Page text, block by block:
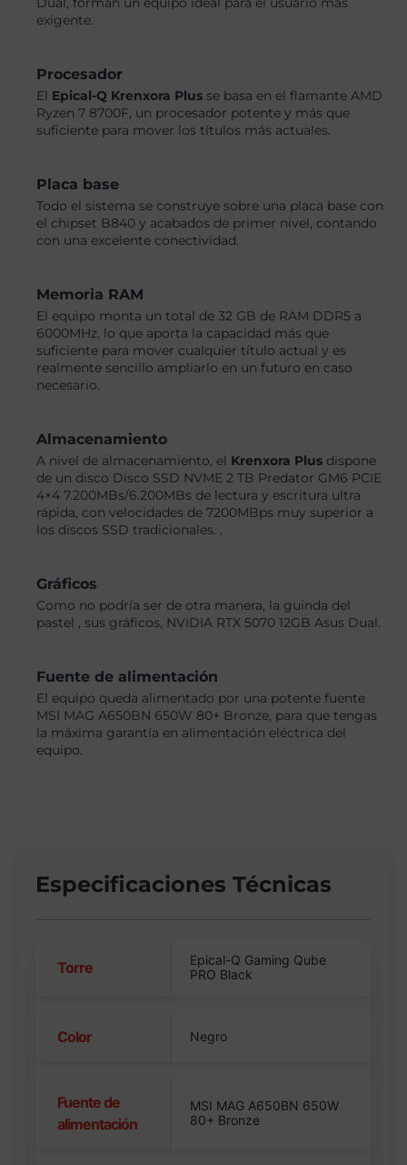
exigente.
Procesador
El Epical-Q Krenxora Plus se basa en el flamante AMD
Ryzen 7 8700F, un procesador potente y más que
suficiente para mover los títulos más actuales.
Placa base
Todo el sistema se construye sobre una placa base con
el chipset B840 y acabados de primer nivel, contando
con una excelente conectividad.
Memoria RAM
El equipo monta un total de 32 GB de RAM DDR5 a
6000MHz, lo que aporta la capacidad más que
suficiente para mover cualquier título actual y es
realmente sencillo ampliarlo en un futuro en caso
necesario.
Almacenamiento
A nivel de almacenamiento, el Krenxora Plus dispone
de un disco Disco SSD NVME 2 TB Predator GM6 PCIE
4×4 7.200MBs/6.200MBs de lectura y escritura ultra
rápida, con velocidades de 7200MBps muy superior a
los discos SSD tradicionales. .
Gráficos
Como no podría ser de otra manera, la guinda del
pastel , sus gráficos, NVIDIA RTX 5070 12GB Asus Dual.
Fuente de alimentación
El equipo queda alimentado por una potente fuente
MSI MAG A650BN 650W 80+ Bronze, para que tengas
la máxima garantía en alimentación eléctrica del
equipo.
Especificaciones Técnicas
Torre
Epical-Q Gaming Qube
PRO Black
Color Negro
Fuente de
alimentación
MSI MAG A650BN 650W
80+ Bronze